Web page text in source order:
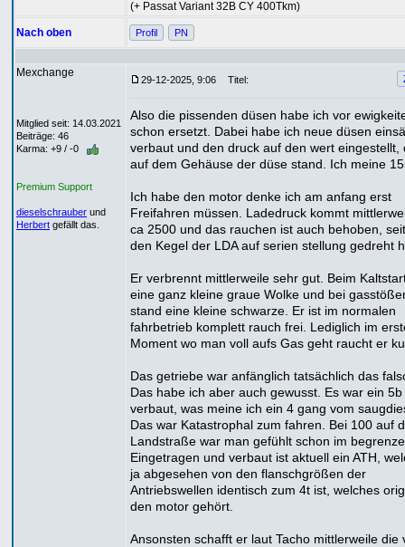
(+ Passat Variant 32B CY 400Tkm)
Nach oben Profil PN
Mexchange
Mitglied seit: 14.03.2021
Beiträge: 46
Karma: +9 / -0
Premium Support
dieselschrauber und
Herbert gefällt das.
29-12-2025, 9:06 Titel:
Also die pissenden düsen habe ich vor
schon ersetzt. Dabei habe ich neue düsen
verbaut und den druck auf den wert eingestellt,
auf dem Gehäuse der düse stand. Ich meine
Ich habe den motor denke ich am anfang erst
Freifahren müssen. Ladedruck kommt
ca 2500 und das rauchen ist auch behoben,
den Kegel der LDA auf serien stellung gedreht
Er verbrennt mittlerweile sehr gut. Beim
eine ganz kleine graue Wolke und bei
stand eine kleine schwarze. Er ist im normalen
fahrbetrieb komplett rauch frei. Lediglich im
Moment wo man voll aufs Gas geht raucht er
Das getriebe war anfänglich tatsächlich das
Das habe ich aber auch gewusst. Es war ein 5b
verbaut, was meine ich ein 4 gang vom
Das war Katastrophal zum fahren. Bei 100 auf
Landstraße war man gefühlt schon im
Eingetragen und verbaut ist aktuell ein ATH,
ja abgesehen von den flanschgrößen der
Antriebswellen identisch zum 4t ist, welches
den motor gehört.
Ansonsten schafft er laut Tacho mittlerweile die